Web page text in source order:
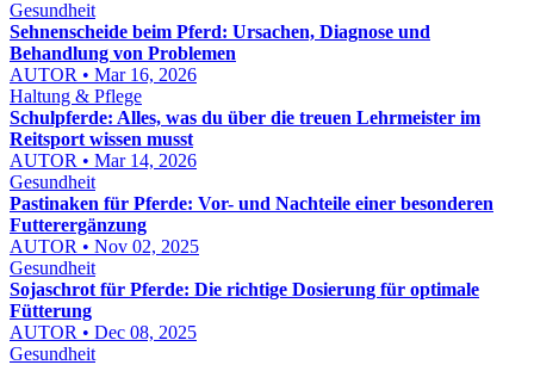
Gesundheit
Sehnenscheide beim Pferd: Ursachen, Diagnose und
Behandlung von Problemen
AUTOR • Mar 16, 2026
Haltung & Pflege
Schulpferde: Alles, was du über die treuen Lehrmeister im
Reitsport wissen musst
AUTOR • Mar 14, 2026
Gesundheit
Pastinaken für Pferde: Vor- und Nachteile einer besonderen
Futterergänzung
AUTOR • Nov 02, 2025
Gesundheit
Sojaschrot für Pferde: Die richtige Dosierung für optimale
Fütterung
AUTOR • Dec 08, 2025
Gesundheit